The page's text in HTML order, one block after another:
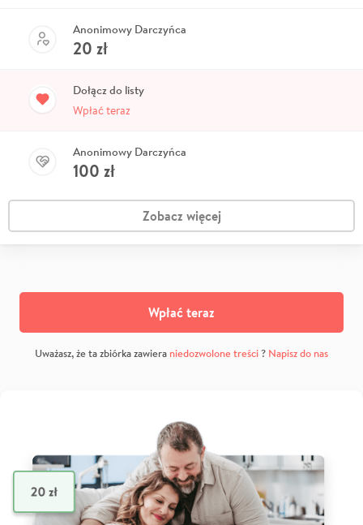
Anonimowy Darczyńca
20 zł
Dołącz do listy
Wpłać teraz
Anonimowy Darczyńca
100 zł
Zobacz więcej
Wpłać teraz
Uważasz, że ta zbiórka zawiera niedozwolone treści? Napisz do nas